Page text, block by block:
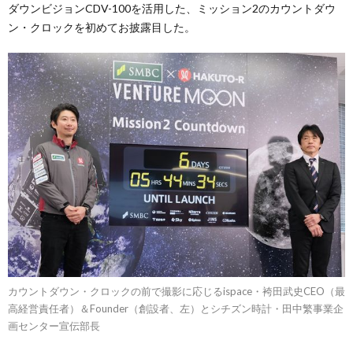
ダウンビジョンCDV-100を活用した、ミッション2のカウントダウ
ン・クロックを初めてお披露目した。
カウントダウン・クロックの前で撮影に応じるispace・袴田武史CEO（最
高経営責任者）＆Founder（創設者、左）とシチズン時計・田中繁事業企
画センター宣伝部長